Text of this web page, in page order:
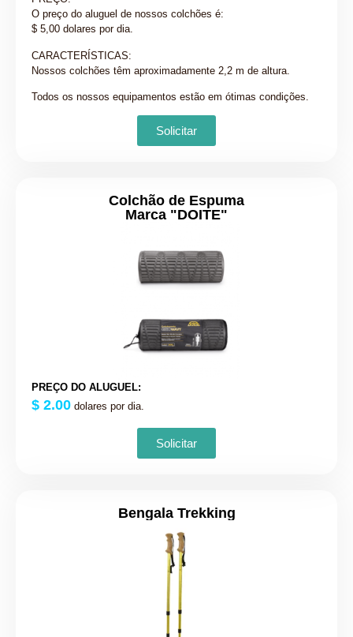
O preço do aluguel de nossos colchões é:
$ 5,00 dolares por dia.
CARACTERÍSTICAS:
Nossos colchões têm aproximadamente 2,2 m de altura.
Todos os nossos equipamentos estão em ótimas condições.
Solicitar
Colchão de Espuma
Marca "DOITE"
PREÇO DO ALUGUEL:
$ 2.00 dolares por dia.
Solicitar
Bengala Trekking